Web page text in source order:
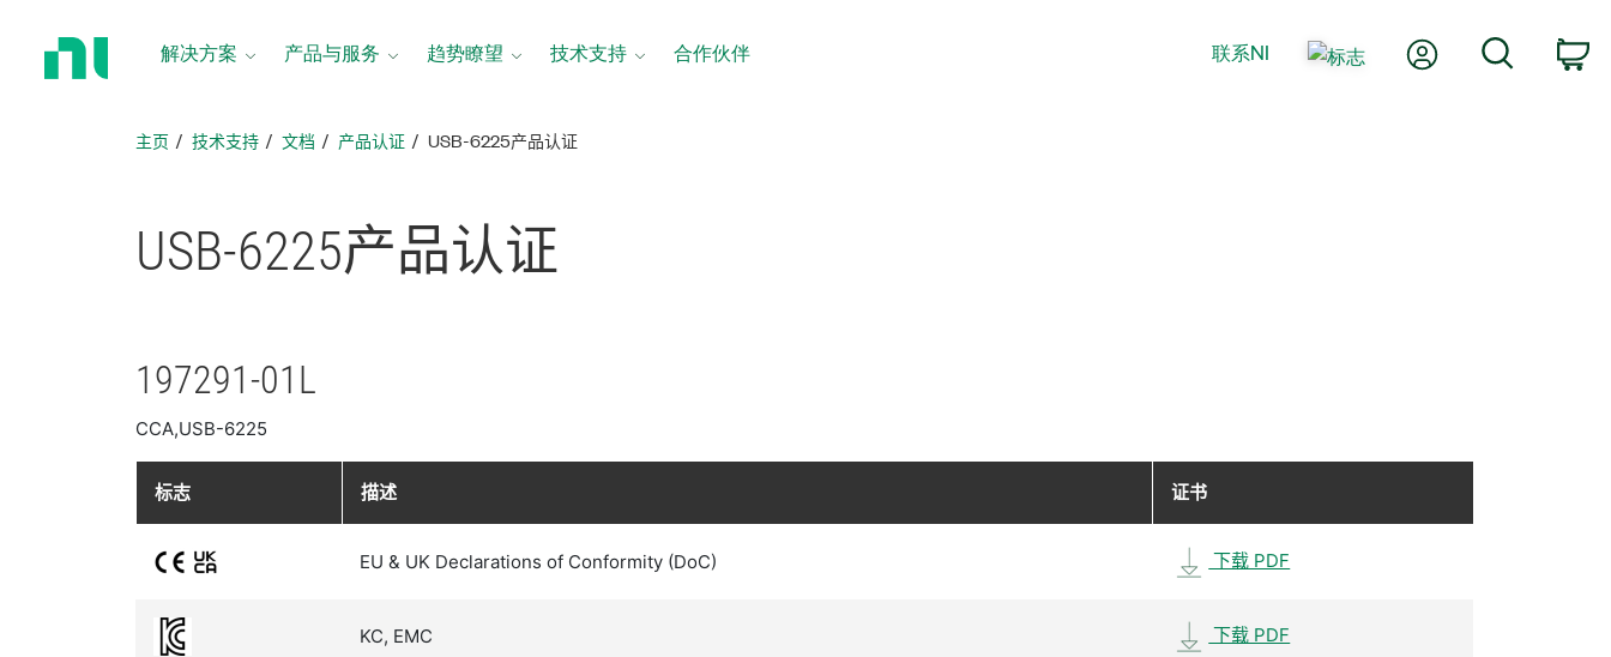
解决方案 产品与服务 趋势瞭望 技术支持 合作伙伴 联系NI 我的账户
主页 技术支持 文档 产品认证 USB-6225产品认证
USB-6225产品认证
197291-01L
CCA,USB-6225
标志 描述 证书
EU & UK Declarations of Conformity (DoC) 下载 PDF
KC, EMC 下载 PDF